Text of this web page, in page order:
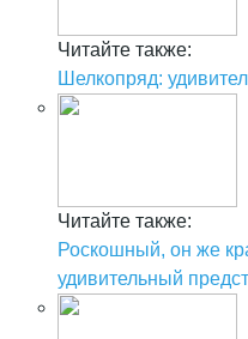
Читайте также:
Шелкопряд:
Читайте также:
Роскошный, он же
удивительный